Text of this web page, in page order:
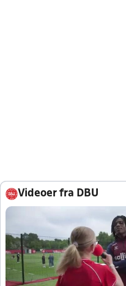
Videoer fra DBU